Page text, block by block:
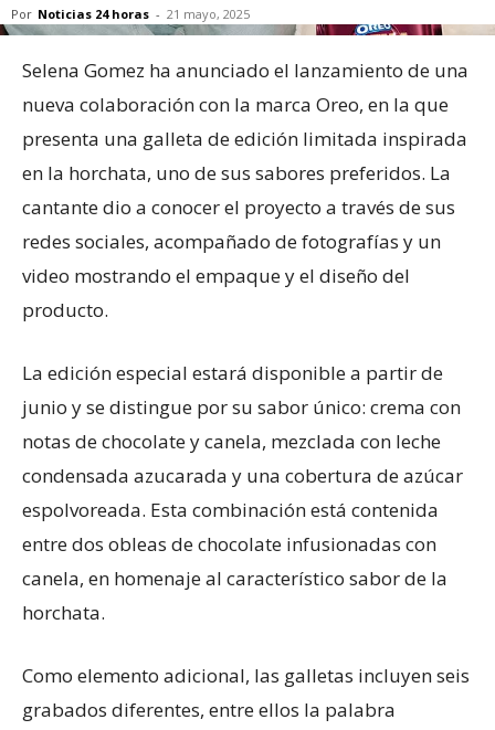
Por Noticias 24 horas - 21 mayo, 2025
Selena Gomez ha anunciado el lanzamiento de una
nueva colaboración con la marca Oreo, en la que
presenta una galleta de edición limitada inspirada
en la horchata, uno de sus sabores preferidos. La
cantante dio a conocer el proyecto a través de sus
redes sociales, acompañado de fotografías y un
video mostrando el empaque y el diseño del
producto.
La edición especial estará disponible a partir de
junio y se distingue por su sabor único: crema con
notas de chocolate y canela, mezclada con leche
condensada azucarada y una cobertura de azúcar
espolvoreada. Esta combinación está contenida
entre dos obleas de chocolate infusionadas con
canela, en homenaje al característico sabor de la
horchata.
Como elemento adicional, las galletas incluyen seis
grabados diferentes, entre ellos la palabra